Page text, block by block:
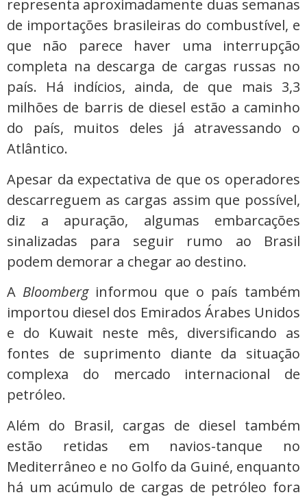
representa aproximadamente duas semanas
de importações brasileiras do combustível, e
que não parece haver uma interrupção
completa na descarga de cargas russas no
país. Há indícios, ainda, de que mais 3,3
milhões de barris de diesel estão a caminho
do país, muitos deles já atravessando o
Atlântico.
Apesar da expectativa de que os operadores
descarreguem as cargas assim que possível,
diz a apuração, algumas embarcações
sinalizadas para seguir rumo ao Brasil
podem demorar a chegar ao destino.
A Bloomberg informou que o país também
importou diesel dos Emirados Árabes Unidos
e do Kuwait neste mês, diversificando as
fontes de suprimento diante da situação
complexa do mercado internacional de
petróleo.
Além do Brasil, cargas de diesel também
estão retidas em navios-tanque no
Mediterrâneo e no Golfo da Guiné, enquanto
há um acúmulo de cargas de petróleo fora